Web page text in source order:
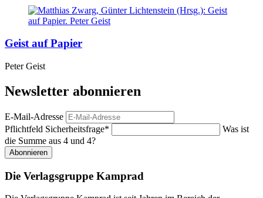
Geist auf Papier
Peter Geist
Newsletter abonnieren
E-Mail-Adresse
Pflichtfeld Sicherheitsfrage*
Was ist
die Summe aus 4 und 4?
Abonnieren
Die Verlagsgruppe Kamprad